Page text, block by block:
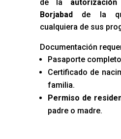
de la
Borjabadde la
cualquiera de sus
Documentación
Pasaporte
Certificado de
familia.
Permiso de
padre o madre.